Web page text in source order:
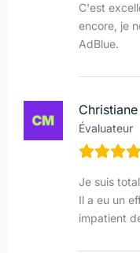
C'est
encore, je
AdBlue.
Évaluateur
Je suis
Il a eu un
impatient